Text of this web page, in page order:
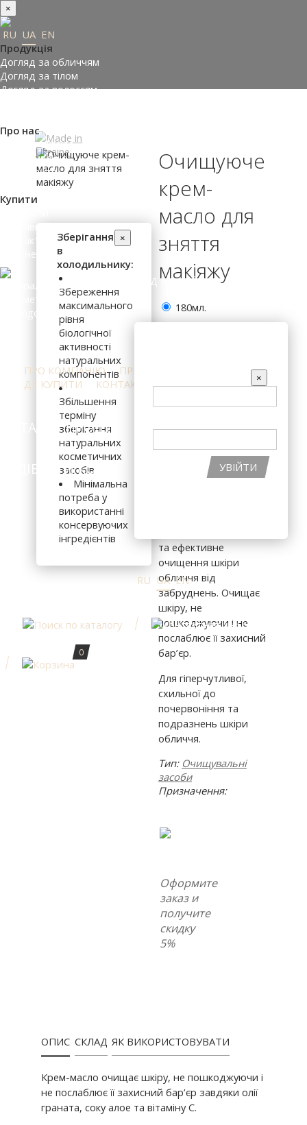
×
RU UA EN
Продукція
Догляд за обличчям
Догляд за тілом
Догляд за волоссям
Про нас
Made in Ukraine
Про компанію
Прес-центр
Купити
Доставка і оплата
Контакти
Партнери
ПРО КОМПАНІЮ ПРЕС-ЦЕНТР
ДЕ КУПИТИ
КОНТАКТИ
КАТАЛОГ ПРОДУКЦІЇ ІНГРЕДІЄНТИ
ПІДІБРАТИ КОСМЕТИКУ АКЦІЇ
ВХІД НА САЙТ
×
УВІЙТИ
RU UA EN
0
×
Зберігання
в
холодильнику:
Збереження
максимального
рівня
біологічної
активності
натуральних
компонентів
Збільшення
терміну
зберігання
натуральних
косметичних
засобів
Мінімальна
потреба у
використанні
консервуючих
інгредієнтів
Очищуюче
крем-
масло для
зняття
макіяжу
180мл.
Інноваційна текстура
засобу, який
та ефективне
очищення шкіри
обличчя від
забруднень. Очищає
шкіру, не
пошкоджуючи і не
послаблює її захисний
бар’єр.
Для гіперчутливої,
схильної до
почервоніння та
подразнень шкіри
обличчя.
Тип: Очищувальні
засоби
Призначення:
Оформите
заказ и
получите
скидку
5%
ОПИС СКЛАД ЯК ВИКОРИСТОВУВАТИ
Крем-масло очищає шкіру, не пошкоджуючи і
не послаблює її захисний бар’єр завдяки олії
граната, соку алое та вітаміну С.